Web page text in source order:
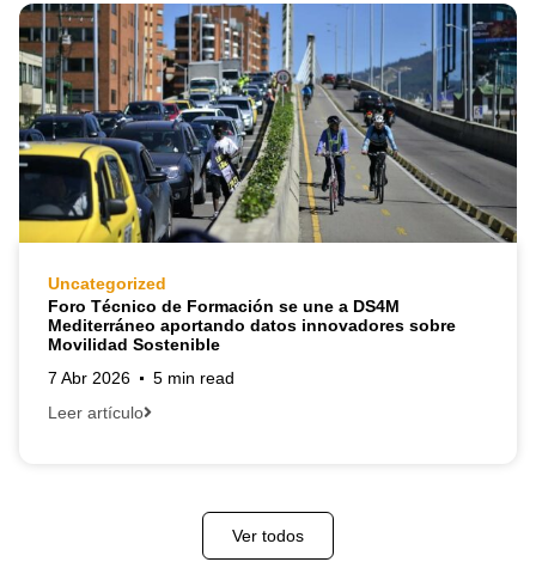
Uncategorized
Foro Técnico de Formación se une a DS4M
Mediterráneo aportando datos innovadores sobre
Movilidad Sostenible
7 Abr 2026
5 min read
Leer artículo
Ver todos